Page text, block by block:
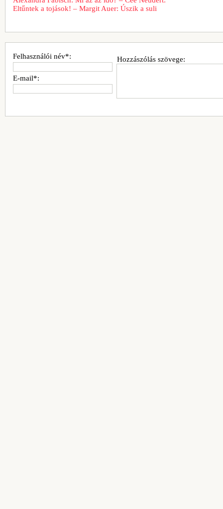
Eltűntek a tojások! – Margit Auer: Úszik a suli
Hozzászólás szövege:
Felhasználói név*:
E-mail*: